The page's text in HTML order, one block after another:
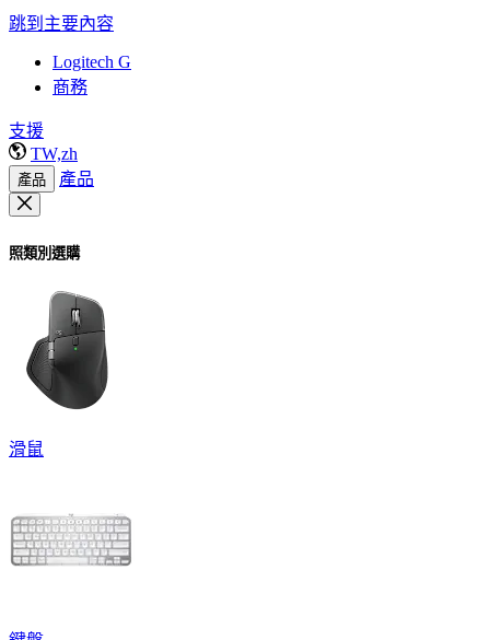
跳到主要內容
Logitech G
商務
支援
TW,zh
產品 產品
照類別選購
滑鼠